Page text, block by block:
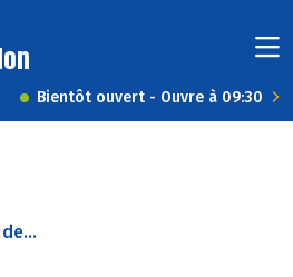
Bientôt ouvert - Ouvre à 09:30